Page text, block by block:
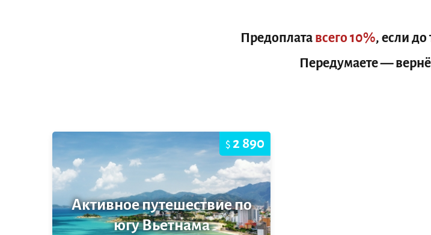
Предоплата всего 10%, если
Передумаете —
Активное путешествие по
югу Вьетнама
$ 2 890